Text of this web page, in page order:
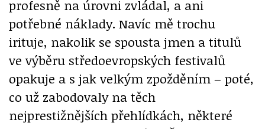
profesně na úrovni zvládal, a ani
potřebné náklady. Navíc mě trochu
irituje, nakolik se spousta jmen a titulů
ve výběru středoevropských festivalů
opakuje a s jak velkým zpožděním – poté,
co už zabodovaly na těch
nejprestižnějších přehlídkách, některé